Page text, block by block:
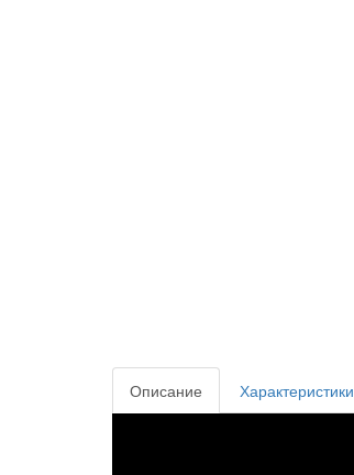
Описание Характеристики